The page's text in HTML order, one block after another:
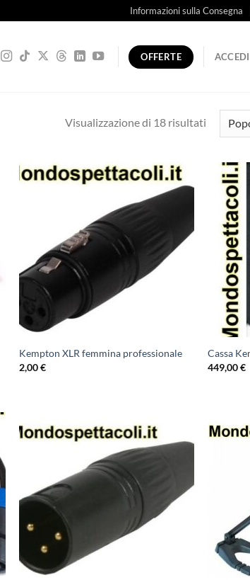
Informazioni sulla Consegna
OFFERTE ACCEDI
Visualizzazione di 18 risultati
Kempton XLR femmina professionale
2,00€
Cassa
449,00€